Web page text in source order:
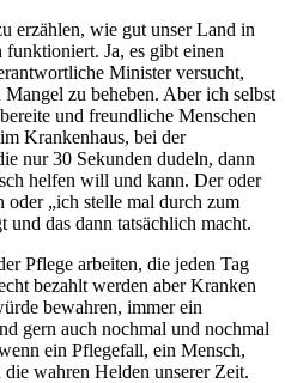
erzählen, wie gut unser Land in
Ja, es gibt einen
Minister versucht,
zu beheben. Aber ich selbst
und freundliche Menschen
Krankenhaus, bei der
nur 30 Sekunden dudeln, dann
helfen will und kann. Der oder
oder „ich stelle mal durch zum
und das dann tatsächlich macht.
Pflege arbeiten, die jeden Tag
bezahlt werden aber Kranken
bewahren, immer ein
gern auch nochmal und nochmal
ein Pflegefall, ein Mensch,
wahren Helden unserer Zeit.